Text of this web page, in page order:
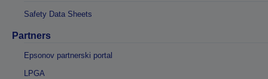
Safety Data Sheets
Partners
Epsonov partnerski portal
LPGA